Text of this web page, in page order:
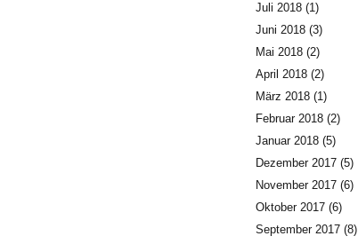
Juli 2018 (1)
Juni 2018 (3)
Mai 2018 (2)
April 2018 (2)
März 2018 (1)
Februar 2018 (2)
Januar 2018 (5)
Dezember 2017 (5)
November 2017 (6)
Oktober 2017 (6)
September 2017 (8)